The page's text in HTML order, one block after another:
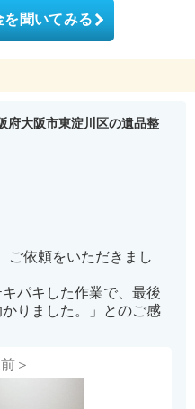
聞いてみる
府大阪市東淀川区の遺品整
ご依頼をいただきまし
パキした作業で、最後
りました。」とのご感
＞